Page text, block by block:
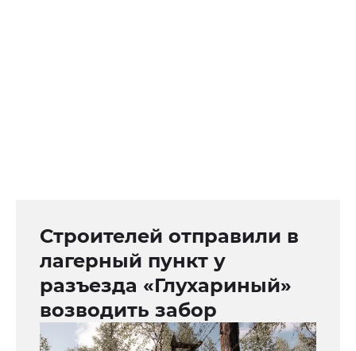
Строителей отправили в
лагерный пункт у
разъезда «Глухариный»
возводить забор